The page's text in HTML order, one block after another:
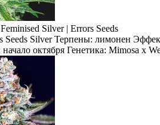
Silver | Errors Seeds
Seeds Silver Терпены: лимонен
октября Генетика: Mimosa x